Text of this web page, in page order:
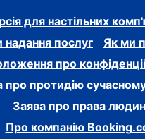
для настільних
надання послуг
Як ми
про
про протидію
Заява про права
Про компанію